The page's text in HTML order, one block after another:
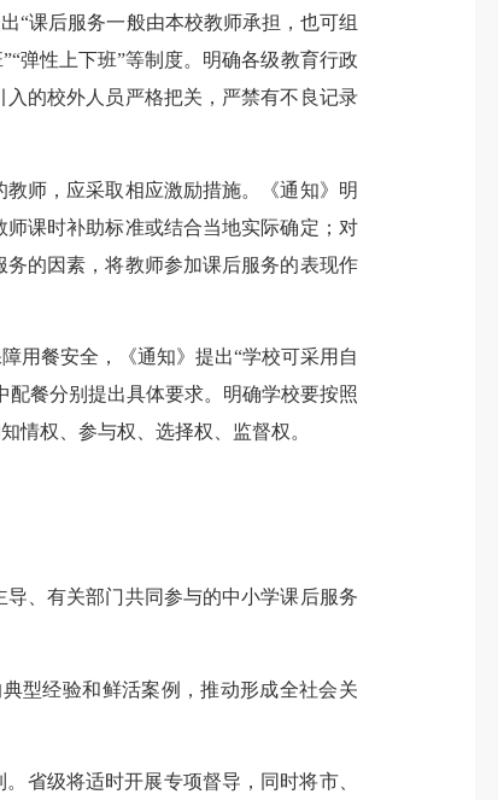
“课后服务一般由本校教师承担，也可组
弹性上下班”等制度。明确各级教育行政
的校外人员严格把关，严禁有不良记录
师，应采取相应激励措施。《通知》明
课时补助标准或结合当地实际确定；对
的因素，将教师参加课后服务的表现作
用餐安全，《通知》提出“学校可采用自
餐分别提出具体要求。明确学校要按照
情权、参与权、选择权、监督权。
、有关部门共同参与的中小学课后服务
型经验和鲜活案例，推动形成全社会关
省级将适时开展专项督导，同时将市、